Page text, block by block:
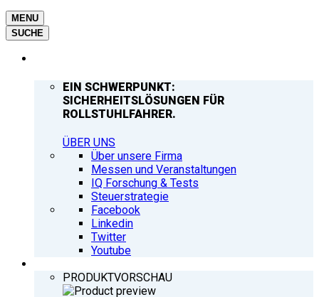
MENU
SUCHE
EIN SCHWERPUNKT:
SICHERHEITSLÖSUNGEN FÜR
ROLLSTUHLFAHRER.
ÜBER UNS
Über unsere Firma
Messen und Veranstaltungen
IQ Forschung & Tests
Steuerstrategie
Facebook
Linkedin
Twitter
Youtube
PRODUKTVORSCHAU